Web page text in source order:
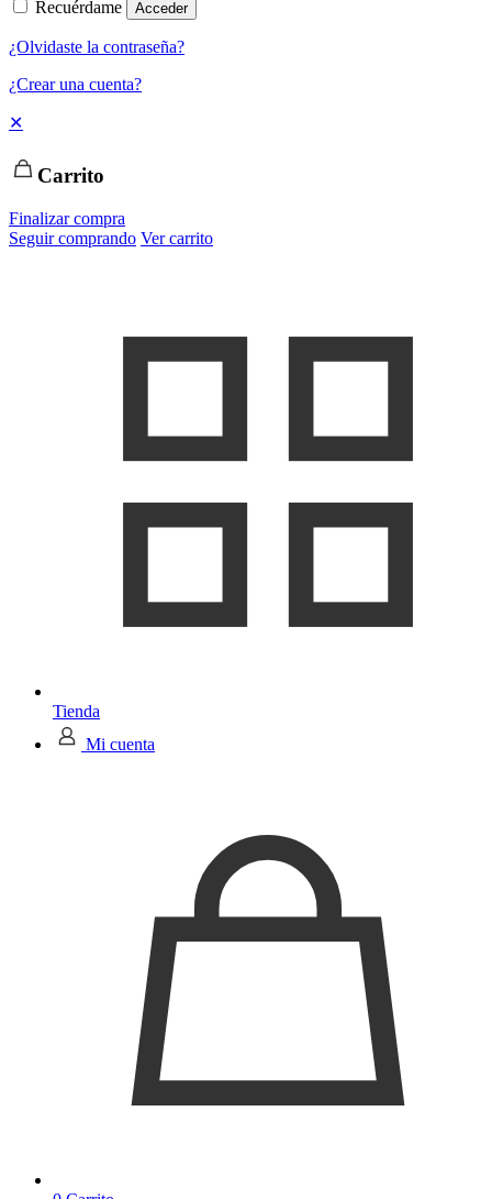
Recuérdame Acceder
¿Olvidaste la contraseña?
¿Crear una cuenta?
✕
Carrito
Finalizar compra
Seguir comprando Ver carrito
Tienda
Mi cuenta